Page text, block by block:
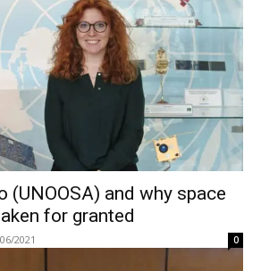
(UNOOSA) and why space
for granted
2021 0